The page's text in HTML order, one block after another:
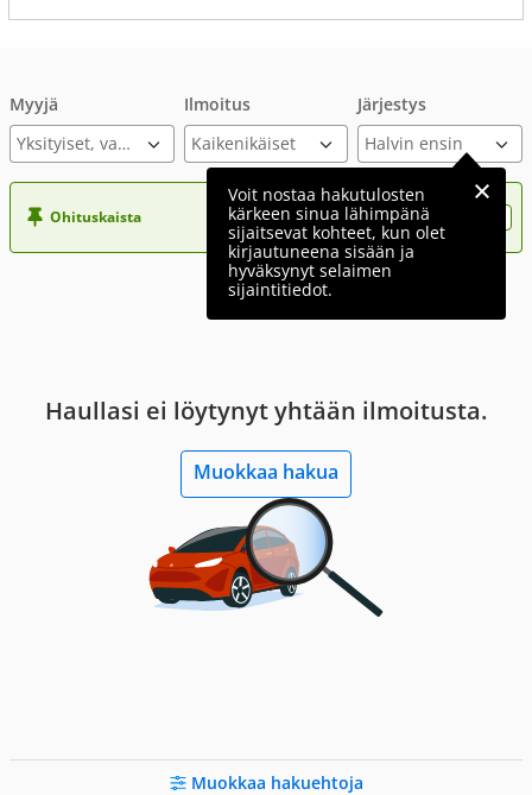
Myyjä
Yksityiset, varmennettu ilmoitus
Ilmoitus Järjestys
Voit nostaa hakutulosten
kärkeen sinua lähimpänä
sijaitsevat kohteet, kun olet
kirjautuneena sisään ja
hyväksynyt selaimen
sijaintitiedot.
Ohituskaista Nosta ilmoituksesi tähän?
Haullasi ei löytynyt yhtään ilmoitusta.
Muokkaa hakua
Muokkaa hakuehtoja